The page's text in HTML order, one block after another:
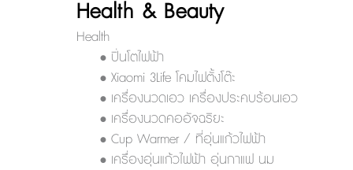
Health & Beauty
Health
• ปิ่นโตไฟฟ้า
• Xiaomi 3Life โคมไฟตั้งโต๊ะ
• เครื่องนวดเอว เครื่องประคบร้อนเอว
• เครื่องนวดคออัจฉริยะ
• Cup Warmer / ที่อุ่นแก้วไฟฟ้า
• เครื่องอุ่นแก้วไฟฟ้า อุ่นกาแฟ นม